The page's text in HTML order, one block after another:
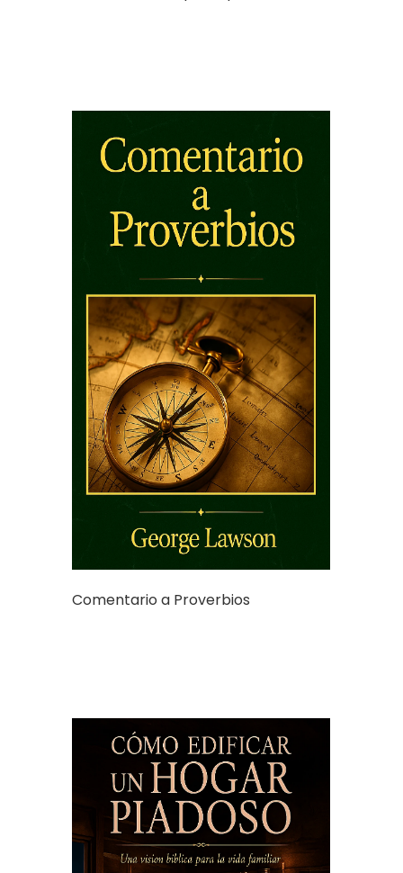
Comentario a Proverbios